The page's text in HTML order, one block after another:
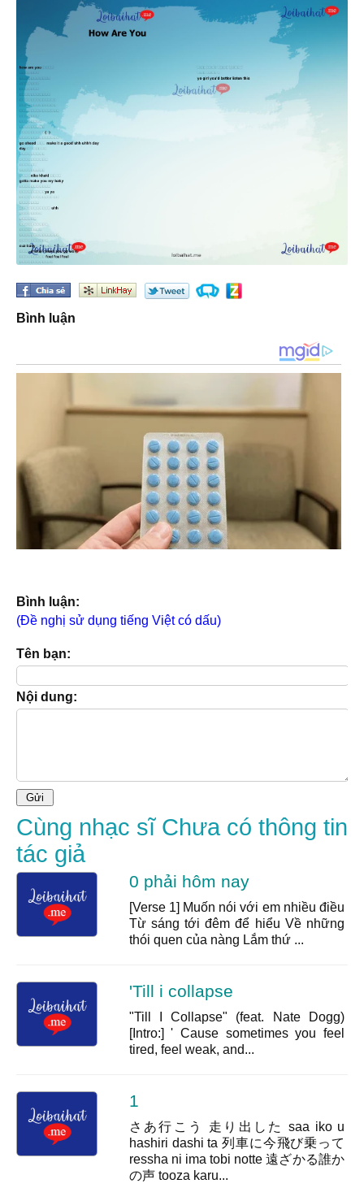
Bình luận
Bình luận:
(Đề nghị sử dụng tiếng Việt có dấu)
Tên bạn:
Nội dung:
Cùng nhạc sĩ Chưa có thông tin
tác giả
0 phải hôm nay
[Verse 1] Muốn nói với em nhiều điều
Từ sáng tới đêm để hiểu Về những
thói quen của nàng Lắm thứ ...
'Till i collapse
"Till I Collapse" (feat. Nate Dogg)
[Intro:] ' Cause sometimes you feel
tired, feel weak, and...
1
さあ行こう 走り出した saa iko u
hashiri dashi ta 列車に今飛び乗って
ressha ni ima tobi notte 遠ざかる誰か
の声 tooza karu...